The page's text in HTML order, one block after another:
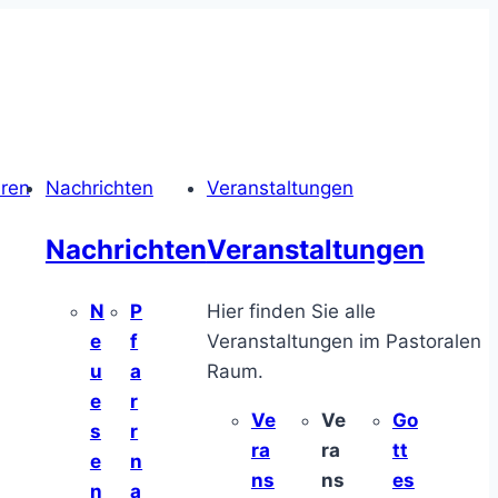
Nachrichten
Nachrichten
N
e
u
e
s
e
n
P
f
a
r
r
n
a
Veranstaltungen
Veranstaltungen
Hier finden Sie alle
Veranstaltungen im Pastoralen
Raum.
Ve
ra
ns
Ve
ra
ns
Go
tt
es